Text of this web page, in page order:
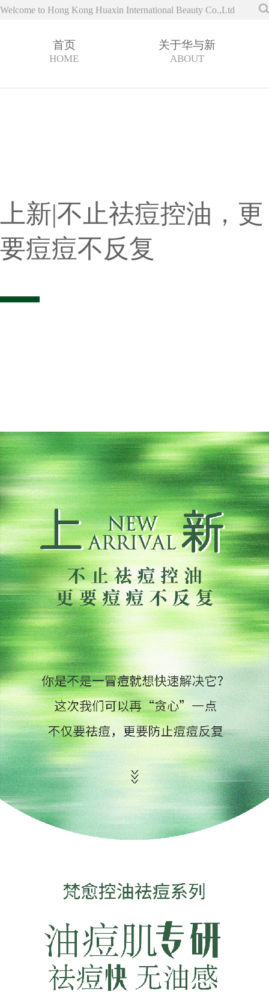
Welcome to Hong Kong Huaxin International Beauty Co.,Ltd
首页
HOME
关于华与新
ABOUT
上新|不止祛痘控油，更
要痘痘不反复